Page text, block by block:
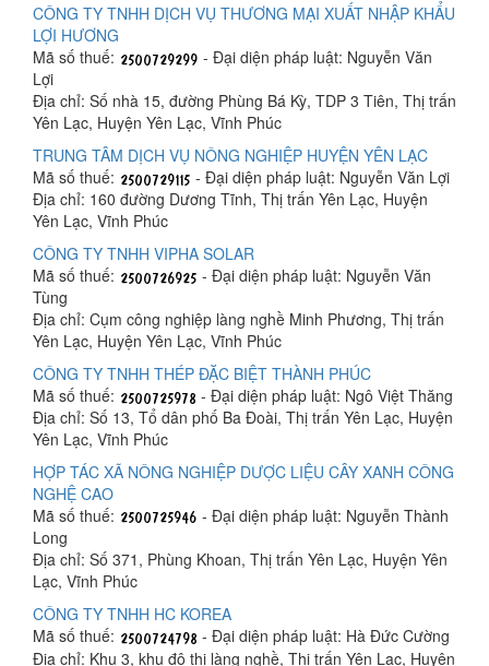
CÔNG TY TNHH DỊCH VỤ THƯƠNG MẠI XUẤT NHẬP KHẨU
LỢI HƯƠNG
Mã số thuế:
- Đại diện pháp luật: Nguyễn Văn
Lợi
Địa chỉ: Số nhà 15, đường Phùng Bá Kỳ, TDP 3 Tiên, Thị trấn
Yên Lạc, Huyện Yên Lạc, Vĩnh Phúc
TRUNG TÂM DỊCH VỤ NÔNG NGHIỆP HUYỆN YÊN LẠC
Mã số thuế:
- Đại diện pháp luật: Nguyễn Văn Lợi
Địa chỉ: 160 đường Dương Tĩnh, Thị trấn Yên Lạc, Huyện
Yên Lạc, Vĩnh Phúc
CÔNG TY TNHH VIPHA SOLAR
Mã số thuế:
- Đại diện pháp luật: Nguyễn Văn
Tùng
Địa chỉ: Cụm công nghiệp làng nghề Minh Phương, Thị trấn
Yên Lạc, Huyện Yên Lạc, Vĩnh Phúc
CÔNG TY TNHH THÉP ĐẶC BIỆT THÀNH PHÚC
Mã số thuế:
- Đại diện pháp luật: Ngô Việt Thăng
Địa chỉ: Số 13, Tổ dân phố Ba Đoài, Thị trấn Yên Lạc, Huyện
Yên Lạc, Vĩnh Phúc
HỢP TÁC XÃ NÔNG NGHIỆP DƯỢC LIỆU CÂY XANH CÔNG
NGHỆ CAO
Mã số thuế:
- Đại diện pháp luật: Nguyễn Thành
Long
Địa chỉ: Số 371, Phùng Khoan, Thị trấn Yên Lạc, Huyện Yên
Lạc, Vĩnh Phúc
CÔNG TY TNHH HC KOREA
Mã số thuế:
- Đại diện pháp luật: Hà Đức Cường
Địa chỉ: Khu 3, khu đô thị làng nghề, Thị trấn Yên Lạc, Huyện